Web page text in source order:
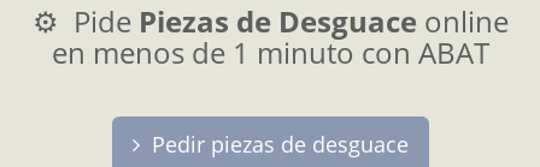
⚙️ Pide Piezas de Desguace online
en menos de 1 minuto con ABAT
Pedir piezas de desguace